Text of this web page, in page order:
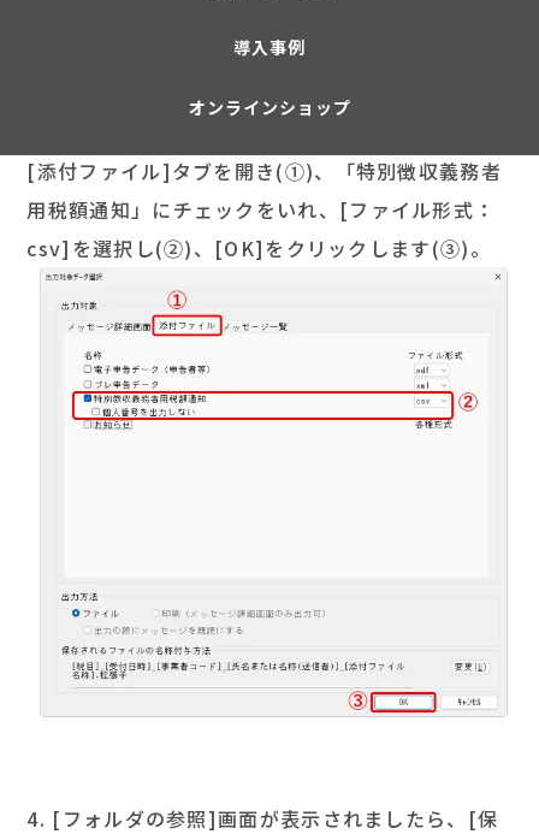
導入事例
オンラインショップ
[添付ファイル]タブを開き(①)、「特別徴収義務者
用税額通知」にチェックをいれ、[ファイル形式：
csv]を選択し(②)、[OK]をクリックします(③)。
4. [フォルダの参照]画面が表示されましたら、[保